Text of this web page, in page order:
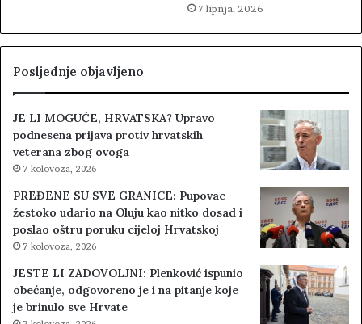
7 lipnja, 2026
Posljednje objavljeno
JE LI MOGUĆE, HRVATSKA? Upravo
podnesena prijava protiv hrvatskih
veterana zbog ovoga
7 kolovoza, 2026
PREĐENE SU SVE GRANICE: Pupovac
žestoko udario na Oluju kao nitko dosad i
poslao oštru poruku cijeloj Hrvatskoj
7 kolovoza, 2026
JESTE LI ZADOVOLJNI: Plenković ispunio
obećanje, odgovoreno je i na pitanje koje
je brinulo sve Hrvate